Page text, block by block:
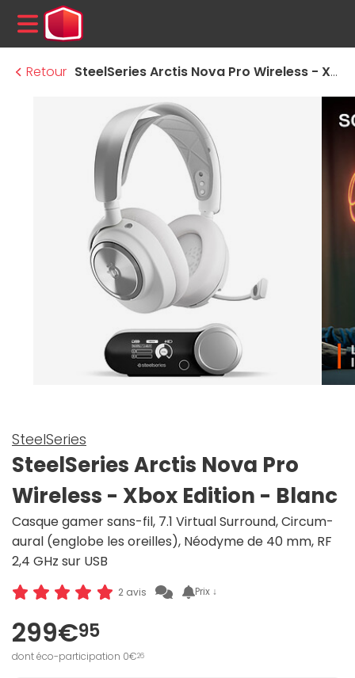
MENU
Retour
SteelSeries Arctis Nova Pro Wireless - Xbox Edition - Blanc
SteelSeries
SteelSeries Arctis Nova Pro
Wireless - Xbox Edition - Blanc
Casque gamer sans-fil, 7.1 Virtual Surround, Circum-
aural (englobe les oreilles), Néodyme de 40 mm, RF
2,4 GHz sur USB
2 avis Prix ↓
299€95
dont éco-participation 0€26